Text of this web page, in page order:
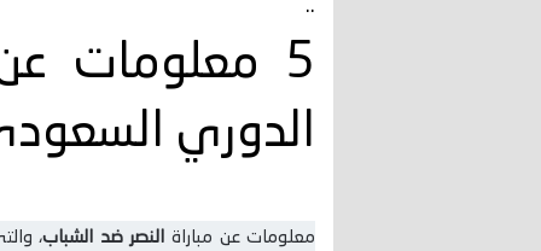
الدوري
معلومات عن مباراة النصر ضد الشباب،